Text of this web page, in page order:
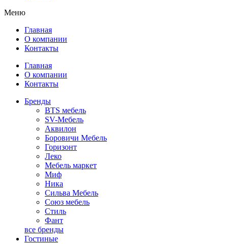
Меню
Главная
О компании
Контакты
Главная
О компании
Контакты
Бренды
BTS мебель
SV-Мебель
Аквилон
Боровичи Мебель
Горизонт
Леко
Мебель маркет
Миф
Ника
Сильва Мебель
Союз мебель
Стиль
Фант
все бренды
Гостиные